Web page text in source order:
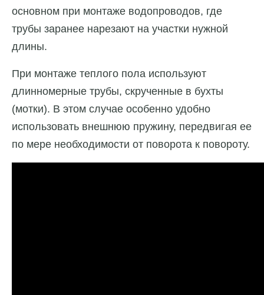
основном при монтаже водопроводов, где
трубы заранее нарезают на участки нужной
длины.
При монтаже теплого пола используют
длинномерные трубы, скрученные в бухты
(мотки). В этом случае особенно удобно
использовать внешнюю пружину, передвигая ее
по мере необходимости от поворота к повороту.